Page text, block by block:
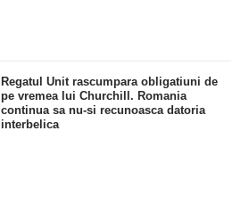
Regatul Unit rascumpara obligatiuni de
pe vremea lui Churchill. Romania
continua sa nu-si recunoasca datoria
interbelica